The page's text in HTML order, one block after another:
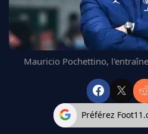
FC BARCELONE
MANCHESTER UNITED
CHELSEA
ARSENAL
Mauricio Pochettino,
Préférez